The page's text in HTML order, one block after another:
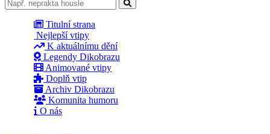
Titulní strana
Nejlepší vtipy
K aktuálnímu dění
Legendy Dikobrazu
Animované vtipy
Doplň vtip
Archiv Dikobrazu
Komunita humoru
O nás